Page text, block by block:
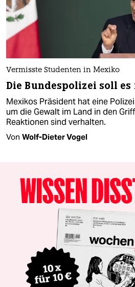
Vermisste Studenten in Mexiko
Die Bundespolizei soll
Mexikos Präsident hat eine
um die Gewalt im Land in den
Reaktionen sind verhalten.
Von Wolf-Dieter Vogel